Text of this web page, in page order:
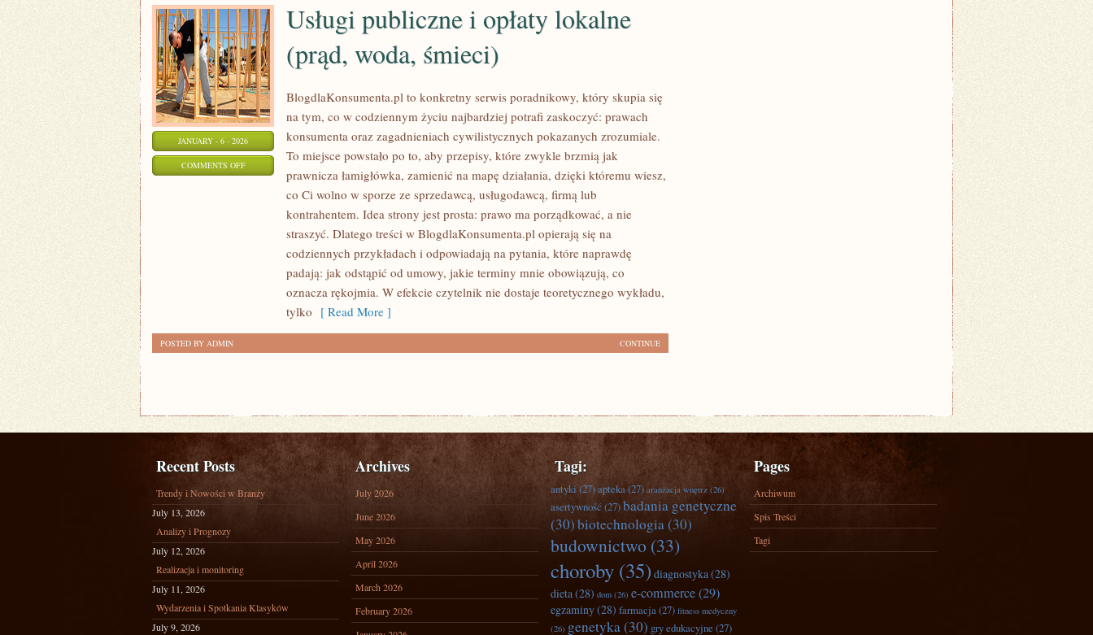
JANUARY - 6 - 2026
COMMENTS OFFON
Usługi publiczne i opłaty lokalne
(prąd, woda, śmieci)
BlogdlaKonsumenta.pl to konkretny serwis poradnikowy, który skupia się
na tym, co w codziennym życiu najbardziej potrafi zaskoczyć: prawach
konsumenta oraz zagadnieniach cywilistycznych pokazanych zrozumiale.
To miejsce powstało po to, aby przepisy, które zwykle brzmią jak
prawnicza łamigłówka, zamienić na mapę działania, dzięki któremu wiesz,
co Ci wolno w sporze ze sprzedawcą, usługodawcą, firmą lub
kontrahentem. Idea strony jest prosta: prawo ma porządkować, a nie
straszyć. Dlatego treści w BlogdlaKonsumenta.pl opierają się na
codziennych przykładach i odpowiadają na pytania, które naprawdę
padają: jak odstąpić od umowy, jakie terminy mnie obowiązują, co
oznacza rękojmia. W efekcie czytelnik nie dostaje teoretycznego wykładu,
tylko [ Read More ]
CONTINUE
POSTED BY ADMIN
Recent Posts
Trendy i Nowości w Branży
July 13, 2026
Analizy i Prognozy
July 12, 2026
Realizacja i monitoring
July 11, 2026
Wydarzenia i Spotkania Klasyków
July 9, 2026
Archives
July 2026
June 2026
May 2026
April 2026
March 2026
February 2026
Tagi:
antyki(27)apteka(27) aranżacja wnętrz (26)
asertywność (27)badania genetyczne
(30)biotechnologia(30)
budownictwo (33)
choroby (35) diagnostyka(28)
dieta(28) dom (26) e-commerce(29)
egzaminy(28) farmacja(27) fitness medyczny
(26) genetyka(30) gry edukacyjne (27)
Pages
Archiwum
Spis Treści
Tagi